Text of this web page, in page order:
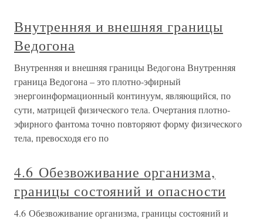
Внутренняя и внешняя границы
Ведогона
Внутренняя и внешняя границы Ведогона Внутренняя
граница Ведогона – это плотно-эфирный
энергоинформационный континуум, являющийся, по
сути, матрицей физического тела. Очертания плотно-
эфирного фантома точно повторяют форму физического
тела, превосходя его по
4.6 Обезвоживание организма,
границы состояний и опасности
4.6 Обезвоживание организма, границы состояний и